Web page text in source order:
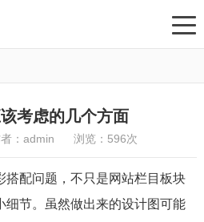
考虑的几个方面
：admin 浏览： 596次
搭配问题，不只是网站栏目板块
细节。虽然做出来的设计图可能